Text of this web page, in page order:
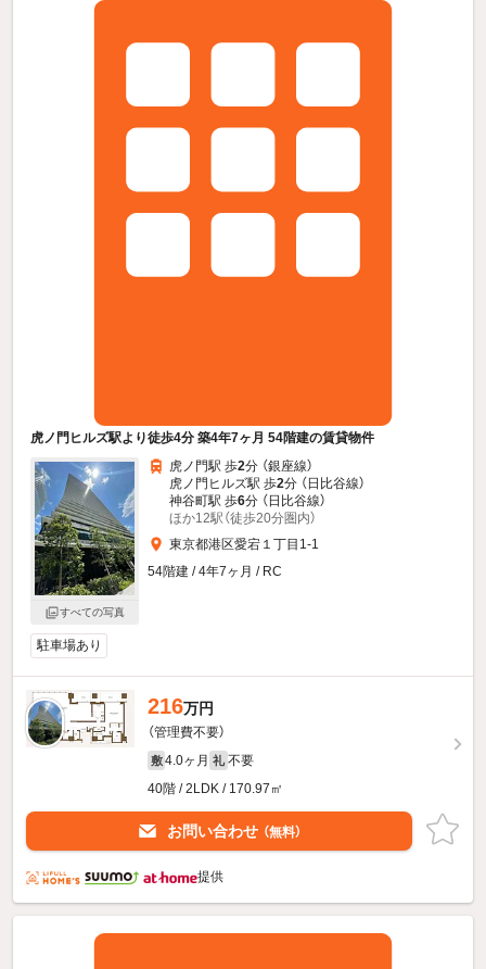
虎ノ門ヒルズ駅より徒歩4分 築4年7ヶ月 54階建の賃貸物件
すべての写真
虎ノ門駅 歩2分 （銀座線）
虎ノ門ヒルズ駅 歩2分 （日比谷線）
神谷町駅 歩6分 （日比谷線）
ほか12駅（徒歩20分圏内）
東京都港区愛宕１丁目1-1
54階建 / 4年7ヶ月 / RC
駐車場あり
216万円
（管理費不要）
敷 4.0ヶ月 礼 不要
40階 / 2LDK / 170.97㎡
お問い合わせ （無料）
提供